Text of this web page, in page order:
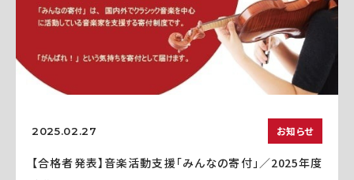
2025.02.27 お知らせ
【合格者発表】音楽活動支援「みんなの寄付」／2025年度